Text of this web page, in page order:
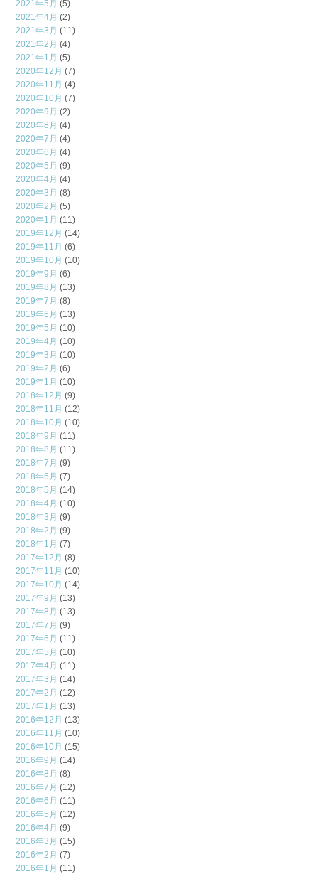
2021年5月 (5)
2021年4月 (2)
2021年3月 (11)
2021年2月 (4)
2021年1月 (5)
2020年12月 (7)
2020年11月 (4)
2020年10月 (7)
2020年9月 (2)
2020年8月 (4)
2020年7月 (4)
2020年6月 (4)
2020年5月 (9)
2020年4月 (4)
2020年3月 (8)
2020年2月 (5)
2020年1月 (11)
2019年12月 (14)
2019年11月 (6)
2019年10月 (10)
2019年9月 (6)
2019年8月 (13)
2019年7月 (8)
2019年6月 (13)
2019年5月 (10)
2019年4月 (10)
2019年3月 (10)
2019年2月 (6)
2019年1月 (10)
2018年12月 (9)
2018年11月 (12)
2018年10月 (10)
2018年9月 (11)
2018年8月 (11)
2018年7月 (9)
2018年6月 (7)
2018年5月 (14)
2018年4月 (10)
2018年3月 (9)
2018年2月 (9)
2018年1月 (7)
2017年12月 (8)
2017年11月 (10)
2017年10月 (14)
2017年9月 (13)
2017年8月 (13)
2017年7月 (9)
2017年6月 (11)
2017年5月 (10)
2017年4月 (11)
2017年3月 (14)
2017年2月 (12)
2017年1月 (13)
2016年12月 (13)
2016年11月 (10)
2016年10月 (15)
2016年9月 (14)
2016年8月 (8)
2016年7月 (12)
2016年6月 (11)
2016年5月 (12)
2016年4月 (9)
2016年3月 (15)
2016年2月 (7)
2016年1月 (11)